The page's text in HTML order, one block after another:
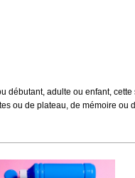
débutant, adulte ou enfant, cette
ou de plateau, de mémoire ou